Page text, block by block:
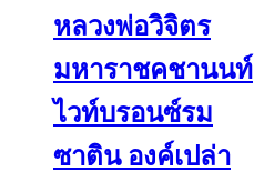
หลวงพ่อวิจิตร
มหาราชคชานนท์
ไวท์บรอนซ์รม
ซาติน องค์เปล่า